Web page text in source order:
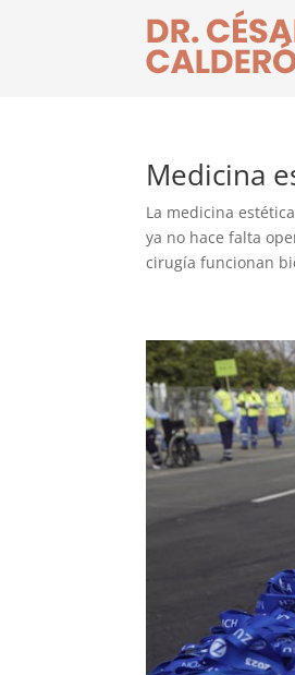
Medicina
La medicina
ya no hace falta
cirugía funcionan